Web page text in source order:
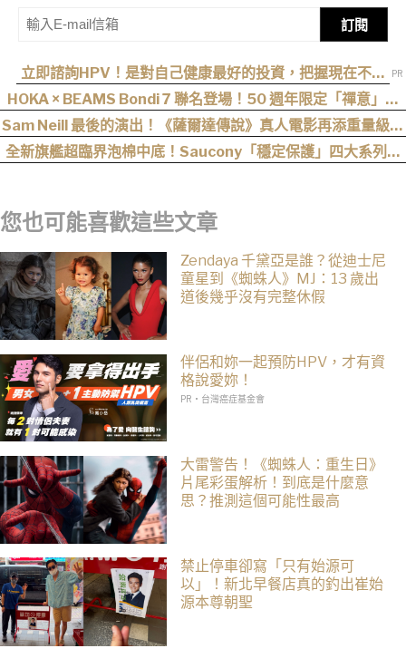
訂閱
立即諮詢HPV！是對自己健康最好的投資，把握現在不嫌
晚！
HOKA × BEAMS Bondi 7 聯名登場！50 週年限定「禪意」配
色！
Sam Neill 最後的演出！《薩爾達傳說》真人電影再添重量級卡
司
全新旗艦超臨界泡棉中底！Saucony「穩定保護」四大系列鞋
您也可能喜歡這些文章
Zendaya 千黛亞是誰？從迪士尼
童星到《蜘蛛人》MJ：13 歲出
道後幾乎沒有完整休假
伴侶和妳一起預防HPV，才有資
格說愛妳！
PR・台灣癌症基金會
大雷警告！《蜘蛛人：重生日》
片尾彩蛋解析！到底是什麼意
思？推測這個可能性最高
禁止停車卻寫「只有始源可
以」！新北早餐店真的釣出崔始
源本尊朝聖